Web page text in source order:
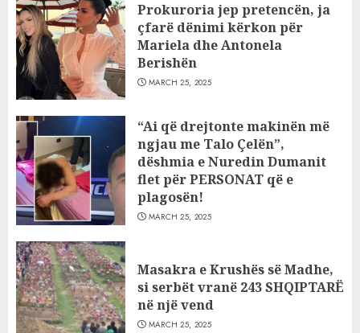
Prokuroria jep pretencën, ja
çfarë dënimi kërkon për
Mariela dhe Antonela
Berishën
MARCH 25, 2025
“Ai që drejtonte makinën më
ngjau me Talo Çelën”,
dëshmia e Nuredin Dumanit
flet për PERSONAT që e
plagosën!
MARCH 25, 2025
Masakra e Krushës së Madhe,
si serbët vranë 243 SHQIPTARË
në një vend
MARCH 25, 2025